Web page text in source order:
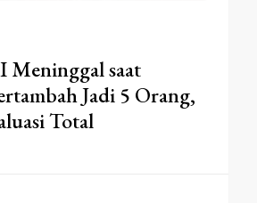
Meninggal saat
Jadi 5 Orang,
Total